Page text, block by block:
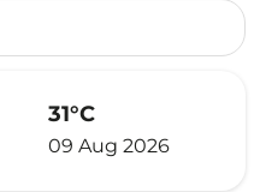
31°C
09 Aug 2026